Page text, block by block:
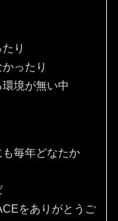
り
ったり
境が無い中
毎年どなたか
をありがとうご